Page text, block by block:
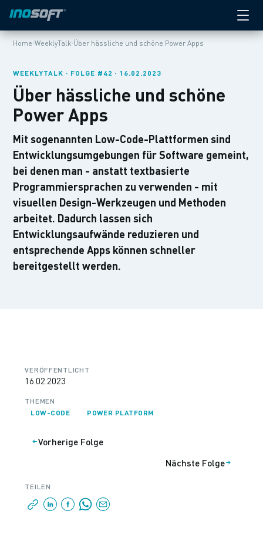
Home›WeeklyTalk›Über hässliche und schöne Power Apps
WEEKLYTALK · FOLGE #42 · 16.02.2023
Über hässliche und schöne
Power Apps
Mit sogenannten Low-Code-Plattformen sind
Entwicklungsumgebungen für Software gemeint,
bei denen man - anstatt textbasierte
Programmiersprachen zu verwenden - mit
visuellen Design-Werkzeugen und Methoden
arbeitet. Dadurch lassen sich
Entwicklungsaufwände reduzieren und
entsprechende Apps können schneller
bereitgestellt werden.
VERÖFFENTLICHT
16.02.2023
THEMEN
LOW-CODE POWER PLATFORM
Vorherige Folge
Nächste Folge
TEILEN